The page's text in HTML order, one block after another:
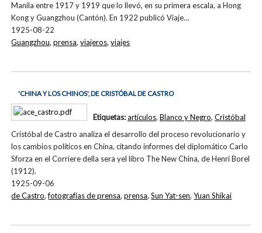
Manila entre 1917 y 1919 que lo llevó, en su primera escala, a Hong
Kong y Guangzhou (Cantón). En 1922 publicó Viaje…
1925-08-22
Guangzhou,prensa,viajeros,viajes
'CHINA Y LOS CHINOS', DE CRISTÓBAL DE CASTRO
Cristóbal de Castro analiza el desarrollo del proceso revolucionario y
los cambios políticos en China, citando informes del diplomático Carlo
Sforza en el Corriere della sera yel libro The New China, de Henri Borel
(1912).
1925-09-06
Etiquetas:artículos, Blanco y Negro, Cristóbal
de Castro,fotografías de prensa,prensa,Sun Yat-sen,Yuan Shikai